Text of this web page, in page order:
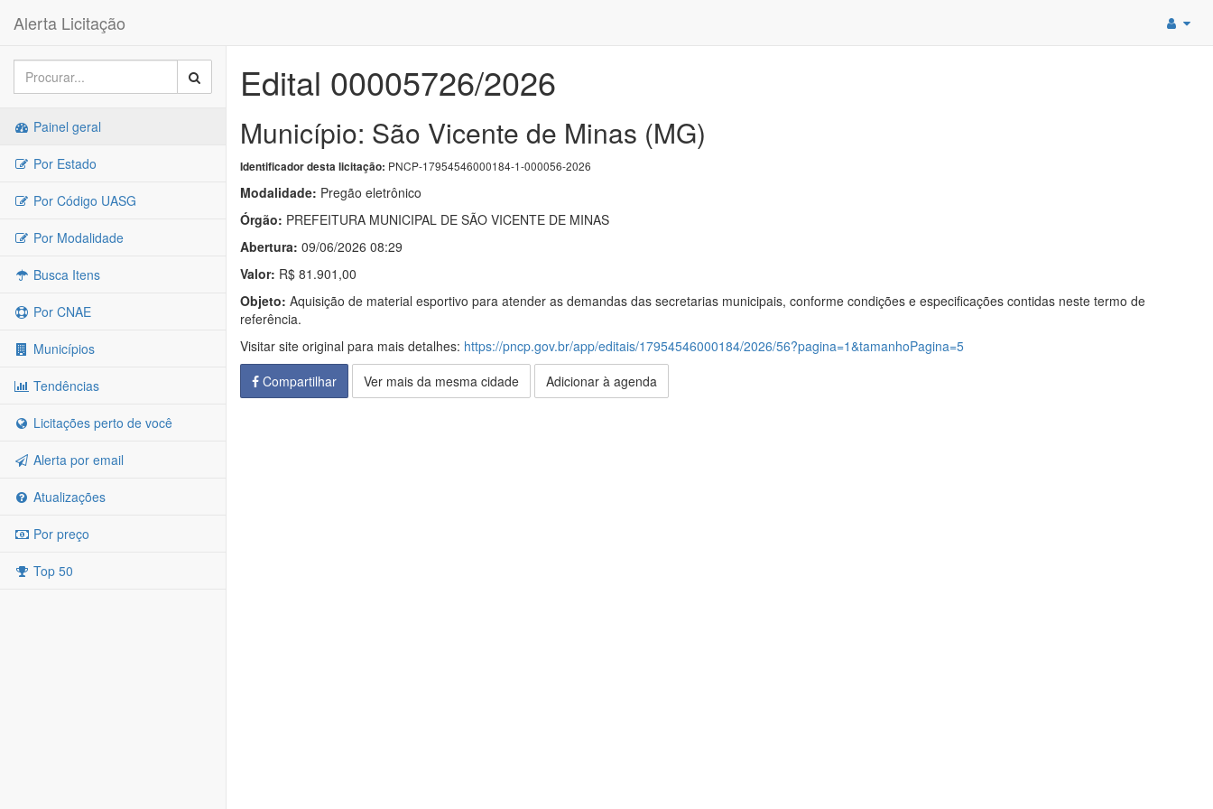
Alerta Licitação
Painel geral
Por Estado
Por Código UASG
Por Modalidade
Busca Itens
Por CNAE
Municípios
Tendências
Licitações perto de você
Alerta por email
Atualizações
Por preço
Top 50
Edital 00005726/2026
Município: São Vicente de Minas (MG)
Identificador desta licitação: PNCP-17954546000184-1-000056-2026
Modalidade: Pregão eletrônico
Órgão: PREFEITURA MUNICIPAL DE SÃO VICENTE DE MINAS
Abertura: 09/06/2026 08:29
Valor: R$ 81.901,00
Objeto: Aquisição de material esportivo para atender as demandas das secretarias municipais, conforme condições e especificações contidas neste termo de
referência.
Visitar site original para mais detalhes: https://pncp.gov.br/app/editais/17954546000184/2026/56?pagina=1&tamanhoPagina=5
Compartilhar
Ver mais da mesma cidade Adicionar à agenda